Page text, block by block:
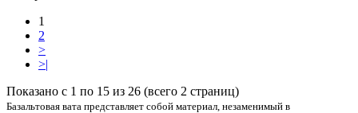
1
2
>
>|
Показано с 1 по 15 из 26 (всего 2 страниц)
Базальтовая вата представляет собой материал, незаменимый в